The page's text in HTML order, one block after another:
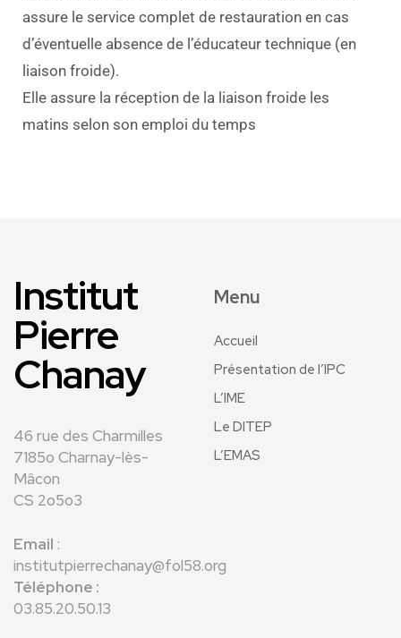
assure le service complet de restauration en cas
d’éventuelle absence de l’éducateur technique (en
liaison froide).
Elle assure la réception de la liaison froide les
matins selon son emploi du temps
Institut
Pierre
Chanay
46 rue des Charmilles
7185o Charnay-lès-
Mâcon
CS 2o5o3
Email :
institutpierrechanay@fol58.org
Téléphone :
03.85.20.50.13
Menu
Accueil
Présentation de l’IPC
L’IME
Le DITEP
L’EMAS